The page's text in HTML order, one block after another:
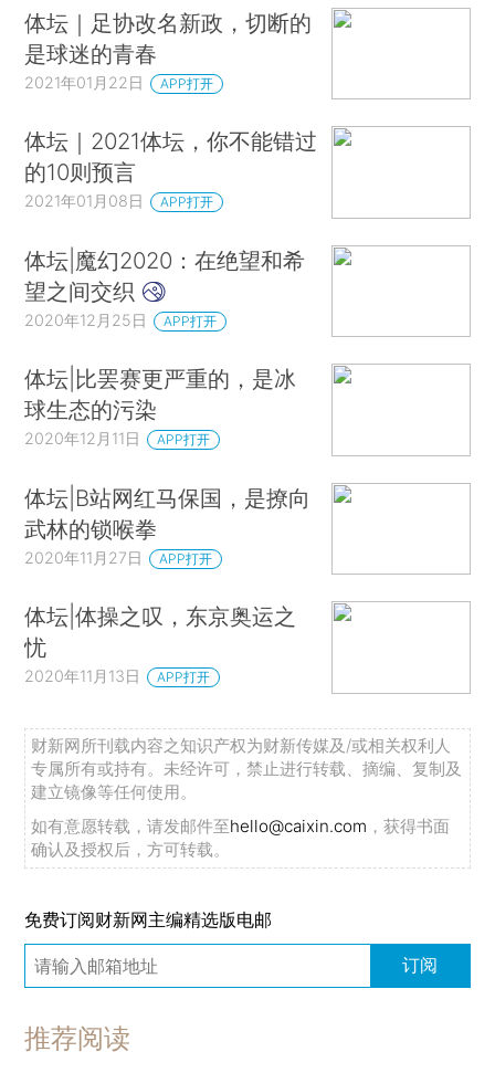
体坛｜足协改名新政，切断的
是球迷的青春
2021年01月22日 APP打开
体坛｜2021体坛，你不能错过
的10则预言
2021年01月08日 APP打开
体坛|魔幻2020：在绝望和希
望之间交织
2020年12月25日 APP打开
体坛|比罢赛更严重的，是冰
球生态的污染
2020年12月11日 APP打开
体坛|B站网红马保国，是撩向
武林的锁喉拳
2020年11月27日 APP打开
体坛|体操之叹，东京奥运之
忧
2020年11月13日 APP打开
财新网所刊载内容之知识产权为财新传媒及/或相关权利人
专属所有或持有。未经许可，禁止进行转载、摘编、复制及
建立镜像等任何使用。
如有意愿转载，请发邮件至hello@caixin.com ，获得书面
确认及授权后，方可转载。
免费订阅财新网主编精选版电邮
订阅
推荐阅读